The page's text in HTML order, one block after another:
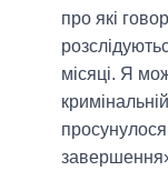
про які
місяці. Я